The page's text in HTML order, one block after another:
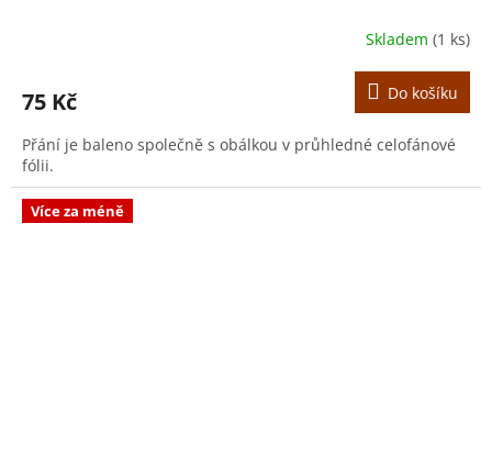
Skladem (1 ks)
75 Kč Do košíku
Přání je baleno společně s obálkou v průhledné celofánové
fólii.
Více za méně